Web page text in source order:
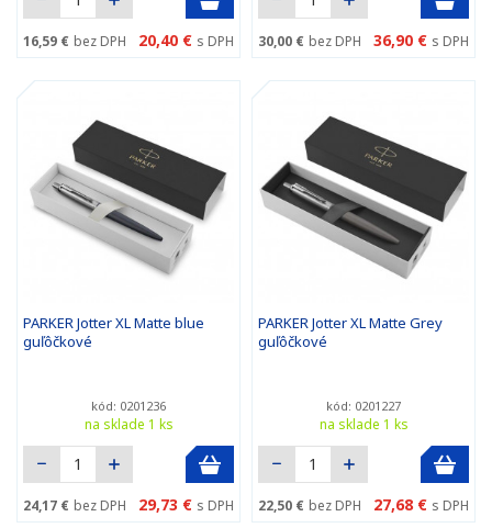
16,59 € bez DPH 20,40 € s DPH 30,00 € bez DPH 36,90 € s DPH
PARKER Jotter XL Matte blue
guľôčkové
kód: 0201236
na sklade 1 ks
24,17 € bez DPH 29,73 € s DPH
PARKER Jotter XL Matte Grey
guľôčkové
kód: 0201227
na sklade 1 ks
22,50 € bez DPH 27,68 € s DPH